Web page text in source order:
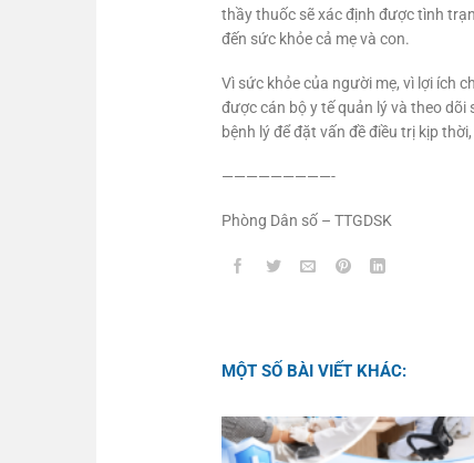
thầy thuốc sẽ xác định được tình
đến sức khỏe cả mẹ và con.
Vì sức khỏe của người mẹ, vì lợi ích
được cán bộ y tế quản lý và theo
bệnh lý để đặt vấn đề điều trị kịp
—————————-
Phòng Dân số – TTGDSK
MỘT SỐ BÀI VIẾT KHÁC: